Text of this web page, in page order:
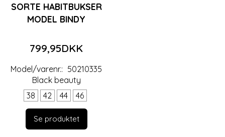
SORTE HABITBUKSER
MODEL BINDY
799,95DKK
Model/varenr.: 50210335
Black beauty
38
42 44 46
Se produktet